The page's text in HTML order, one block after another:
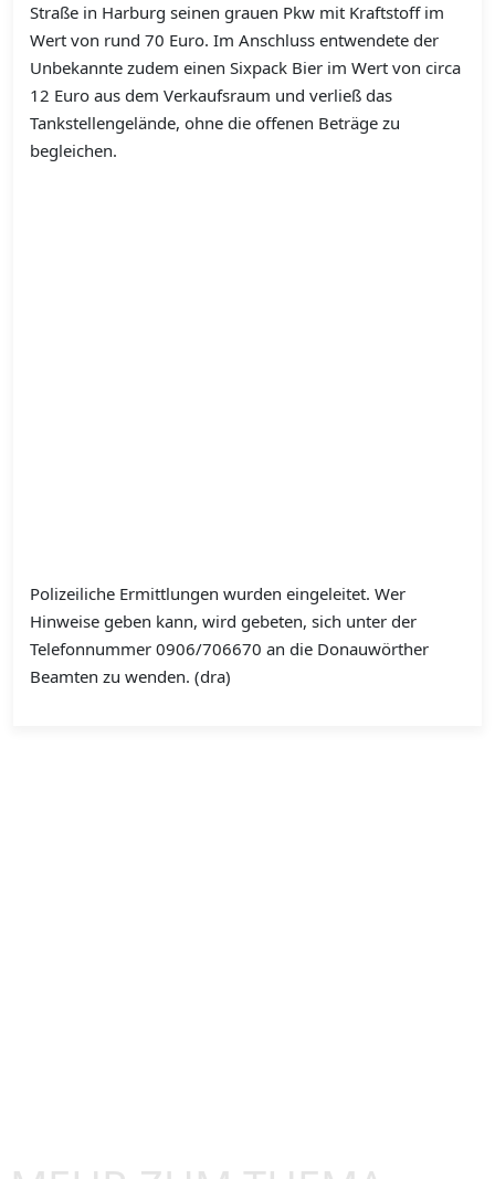
Straße in Harburg seinen grauen Pkw mit Kraftstoff im
Wert von rund 70 Euro. Im Anschluss entwendete der
Unbekannte zudem einen Sixpack Bier im Wert von circa
12 Euro aus dem Verkaufsraum und verließ das
Tankstellengelände, ohne die offenen Beträge zu
begleichen.
Polizeiliche Ermittlungen wurden eingeleitet. Wer
Hinweise geben kann, wird gebeten, sich unter der
Telefonnummer 0906/706670 an die Donauwörther
Beamten zu wenden. (dra)